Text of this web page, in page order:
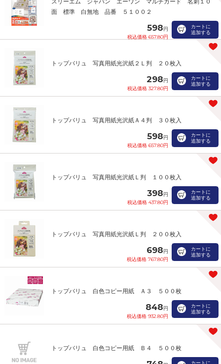
面 標準 白無地 品番 ５１００２
598円
税込価格 657.80円
カートに
追加する
トップバリュ 写真用紙光沢紙２Ｌ判 ２０枚入
298円
税込価格 327.80円
カートに
追加する
トップバリュ 写真用紙光沢紙Ａ４判 ３０枚入
598円
税込価格 657.80円
カートに
追加する
トップバリュ 写真用紙光沢紙Ｌ判 １００枚入
398円
税込価格 437.80円
カートに
追加する
トップバリュ 写真用紙光沢紙Ｌ判 ２００枚入
698円
税込価格 767.80円
カートに
追加する
トップバリュ 白色コピー用紙 Ａ３ ５００枚
848円
税込価格 932.80円
カートに
追加する
トップバリュ 白色コピー用紙 Ｂ４ ５００枚
カートに